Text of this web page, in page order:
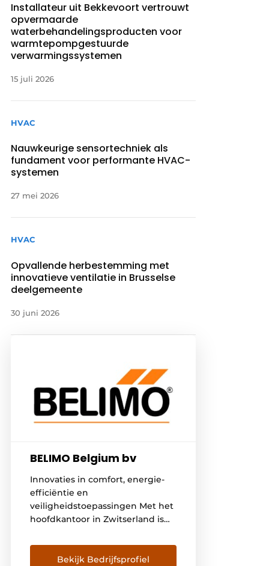
Installateur uit Bekkevoort vertrouwt
opvermaarde
waterbehandelingsproducten voor
warmtepompgestuurde
verwarmingssystemen
15 juli 2026
HVAC
Nauwkeurige sensortechniek als
fundament voor performante HVAC-
systemen
27 mei 2026
HVAC
Opvallende herbestemming met
innovatieve ventilatie in Brusselse
deelgemeente
30 juni 2026
BELIMO Belgium bv
Innovaties in comfort, energie-
efficiëntie en
veiligheidstoepassingen Met het
hoofdkantoor in Zwitserland is
marktleider in de ontwikkeling,
productie en verkoop van
Bekijk Bedrijfsprofiel